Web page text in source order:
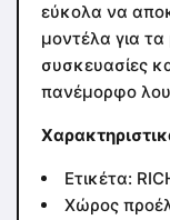
εύκολα να
μοντέλα για τα
συσκευασίες
πανέμορφο
Ετικέτα:
Χώρος